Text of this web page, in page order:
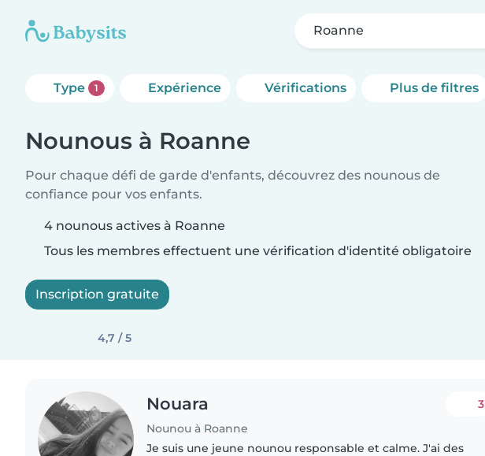
Roanne
Type 1 Expérience Vérifications Plus de filtres
Nounous à Roanne
Pour chaque défi de garde d'enfants, découvrez des nounous de
confiance pour vos enfants.
4 nounous actives à Roanne
Tous les membres effectuent une vérification d'identité obligatoire
Inscription gratuite
4,7 / 5
Nouara
Nounou à Roanne
3
Je suis une jeune nounou responsable et calme. J'ai des